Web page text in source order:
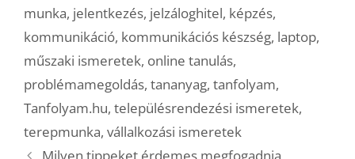
munka, jelentkezés, jelzáloghitel, képzés,
kommunikáció, kommunikációs készség, laptop,
műszaki ismeretek, online tanulás,
problémamegoldás, tananyag, tanfolyam,
Tanfolyam.hu, településrendezési ismeretek,
terepmunka, vállalkozási ismeretek